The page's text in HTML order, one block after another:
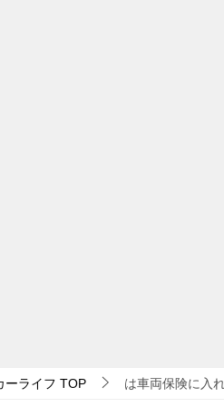
ーライフ TOP は車両保険に入